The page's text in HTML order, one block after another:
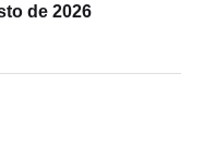
de 2026